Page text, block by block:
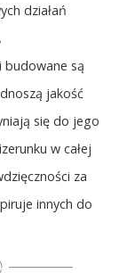
działań
budowane są
jakość
się do jego
w całej
za
innych do